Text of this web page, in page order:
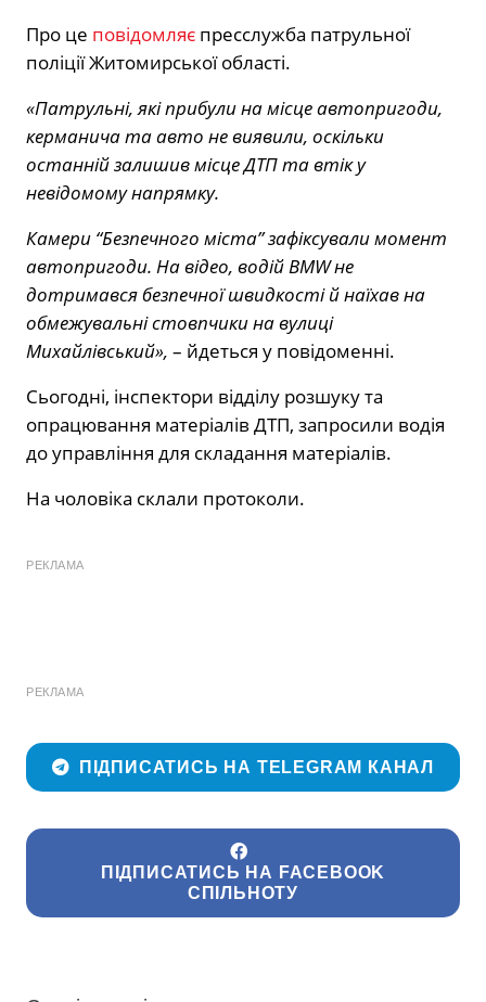
Про це повідомляє пресслужба патрульної
поліції Житомирської області.
«Патрульні, які прибули на місце автопригоди,
керманича та авто не виявили, оскільки
останній залишив місце ДТП та втік у
невідомому напрямку.
Камери “Безпечного міста” зафіксували момент
автопригоди. На відео, водій BMW не
дотримався безпечної швидкості й наїхав на
обмежувальні стовпчики на вулиці
Михайлівський», – йдеться у повідоменні.
Сьогодні, інспектори відділу розшуку та
опрацювання матеріалів ДТП, запросили водія
до управління для складання матеріалів.
На чоловіка склали протоколи.
РЕКЛАМА
РЕКЛАМА
ПІДПИСАТИСЬ НА TELEGRAM КАНАЛ
ПІДПИСАТИСЬ НА FACEBOOK
СПІЛЬНОТУ